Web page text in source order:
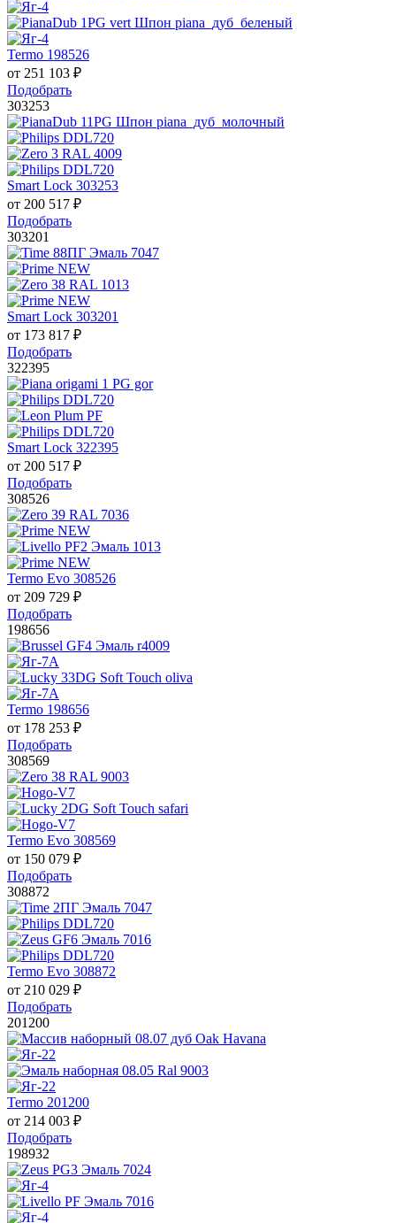
Termo 198526
от 251 103 ₽
Подобрать
303253
Smart Lock 303253
от 200 517 ₽
Подобрать
303201
Smart Lock 303201
от 173 817 ₽
Подобрать
322395
Smart Lock 322395
от 200 517 ₽
Подобрать
308526
Termo Evo 308526
от 209 729 ₽
Подобрать
198656
Termo 198656
от 178 253 ₽
Подобрать
308569
Termo Evo 308569
от 150 079 ₽
Подобрать
308872
Termo Evo 308872
от 210 029 ₽
Подобрать
201200
Termo 201200
от 214 003 ₽
Подобрать
198932